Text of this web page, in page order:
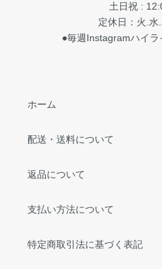
土日祝 :
定休日：火.水
●毎週Instagramハイ
ホーム
配送・送料について
返品について
支払い方法について
特定商取引法に基づく表記